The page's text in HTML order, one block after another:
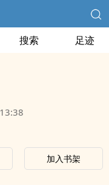
搜索 足迹
加入书架